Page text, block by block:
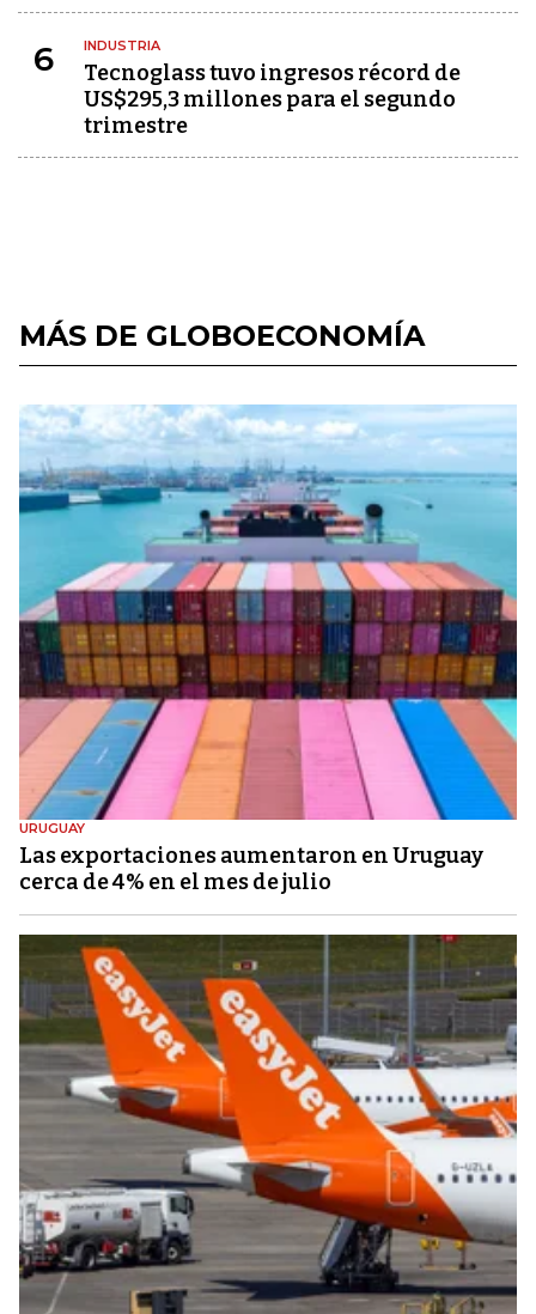
6 INDUSTRIA
Tecnoglass tuvo ingresos récord de
US$295,3 millones para el segundo
trimestre
MÁS DE GLOBOECONOMÍA
URUGUAY
Las exportaciones aumentaron en Uruguay
cerca de 4% en el mes de julio